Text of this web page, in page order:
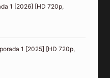
1 [2026] [HD 720p,
1 [2025] [HD 720p,